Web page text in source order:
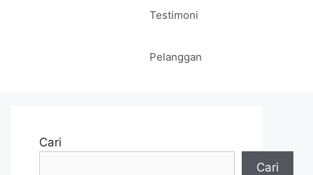
Testimoni
Pelanggan
Cari
Cari